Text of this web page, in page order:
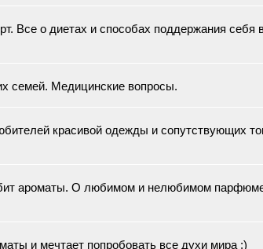
Все о диетах и способах поддержания себя
семей. Медицинские вопросы.
красивой одежды и сопутствующих
ароматы. О любимом и нелюбимом
и мечтает попробовать все духи мира :)